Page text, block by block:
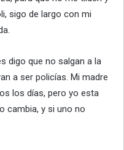
sigo de largo con mi
digo que no salgan a la
a ser policías. Mi madre
los días, pero yo esta
cambia, y si uno no